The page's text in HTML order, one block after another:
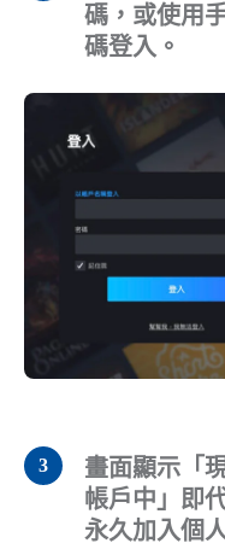
碼，或使用
碼登入。
畫面顯示「
帳戶中」即
永久加入個